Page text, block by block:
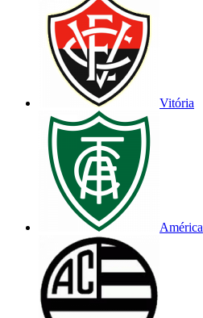
Vitória
América